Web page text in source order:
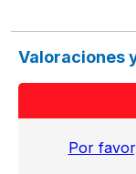
Valoraciones
Por